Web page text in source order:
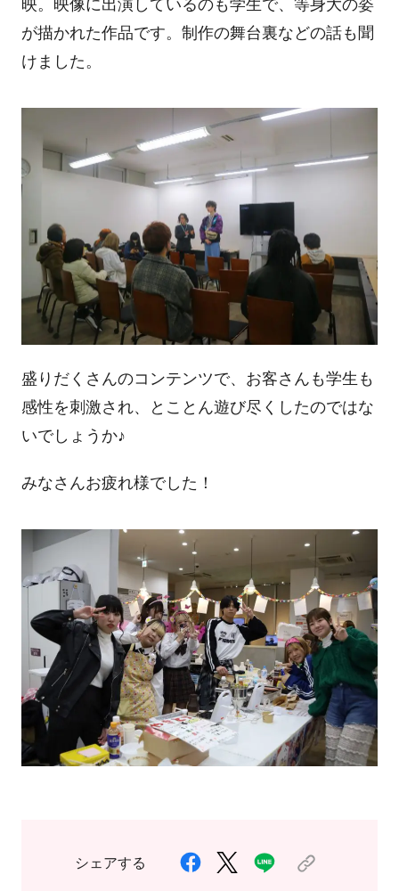
映。映像に出演しているのも学生で、等身大の姿
が描かれた作品です。制作の舞台裏などの話も聞
けました。
盛りだくさんのコンテンツで、お客さんも学生も
感性を刺激され、とことん遊び尽くしたのではな
いでしょうか♪
みなさんお疲れ様でした！
シェアする